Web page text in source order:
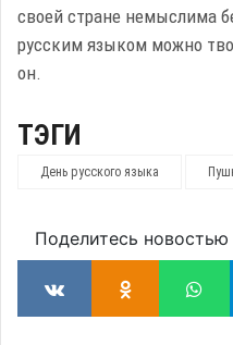
своей стране немыслима
русским языком можно
он.
ТЭГИ
День русского языка
Поделитесь новостью